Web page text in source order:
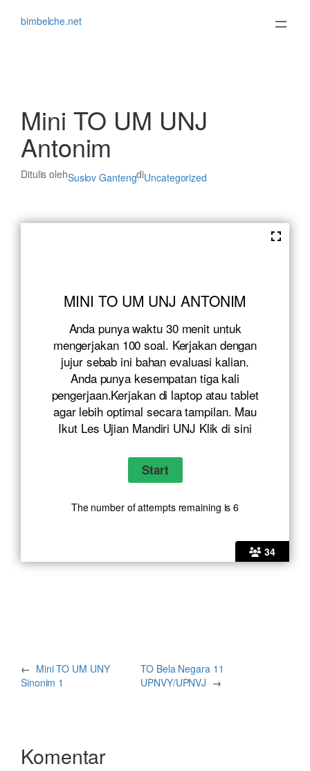
bimbelche.net
Mini TO UM UNJ
Antonim
Ditulis olehSuslov GantengdiUncategorized
34
MINI TO UM UNJ ANTONIM
Anda punya waktu 30 menit untuk
mengerjakan 100 soal. Kerjakan dengan
jujur sebab ini bahan evaluasi kalian.
Anda punya kesempatan tiga kali
pengerjaan.Kerjakan di laptop atau tablet
agar lebih optimal secara tampilan. Mau
Ikut Les Ujian Mandiri UNJ Klikdi sini
The number of attempts remaining is 6
← Mini TO UM UNY
Sinonim 1
TO Bela Negara 11
UPNVY/UPNVJ →
Komentar